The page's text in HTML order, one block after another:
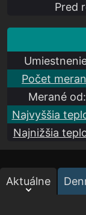
Pred
Počet
Merané od:
Najvyššia
Najnižšia
Aktuálne